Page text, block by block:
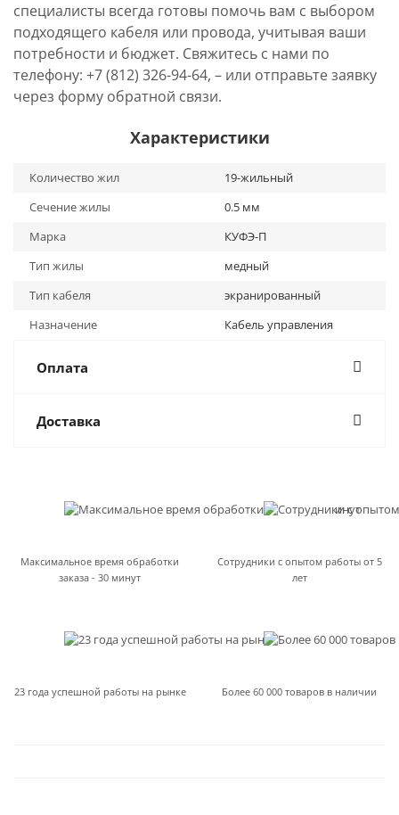
специалисты всегда готовы помочь вам с выбором
подходящего кабеля или провода, учитывая ваши
потребности и бюджет. Свяжитесь с нами по
телефону: +7 (812) 326-94-64, – или отправьте заявку
через форму обратной связи.
Характеристики
Количество жил
19-жильный
Сечение жилы
0.5 мм
Марка
КУФЭ-П
Тип жилы
медный
Тип кабеля
экранированный
Назначение
Кабель управления
Оплата
Доставка
Максимальное время обработки
заказа - 30 минут
Сотрудники с опытом работы от 5
лет
23 года успешной работы на рынке Более 60 000 товаров в наличии